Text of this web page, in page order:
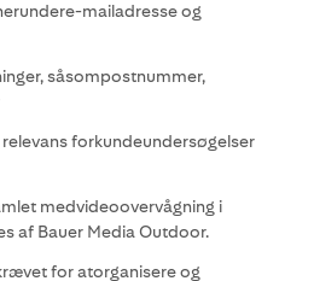
mailadresse og
såsompostnummer,
forkundeundersøgelser
medvideoovervågning i
af Bauer Media Outdoor.
for atorganisere og